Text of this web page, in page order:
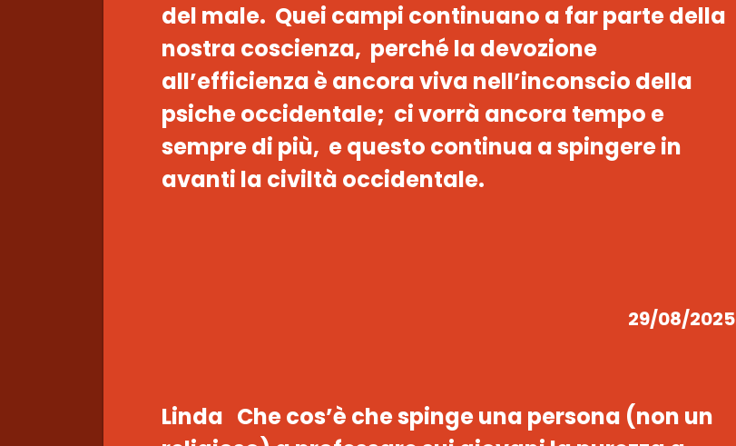
del male. Quei campi continuano a far parte della
nostra coscienza, perché la devozione
all’efficienza è ancora viva nell’inconscio della
psiche occidentale; ci vorrà ancora tempo e
sempre di più, e questo continua a spingere in
avanti la civiltà occidentale.
29/08/2025
Linda Che cos’è che spinge una persona (non un